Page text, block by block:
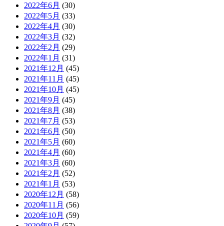
2022年6月 (30)
2022年5月 (33)
2022年4月 (30)
2022年3月 (32)
2022年2月 (29)
2022年1月 (31)
2021年12月 (45)
2021年11月 (45)
2021年10月 (45)
2021年9月 (45)
2021年8月 (38)
2021年7月 (53)
2021年6月 (50)
2021年5月 (60)
2021年4月 (60)
2021年3月 (60)
2021年2月 (52)
2021年1月 (53)
2020年12月 (58)
2020年11月 (56)
2020年10月 (59)